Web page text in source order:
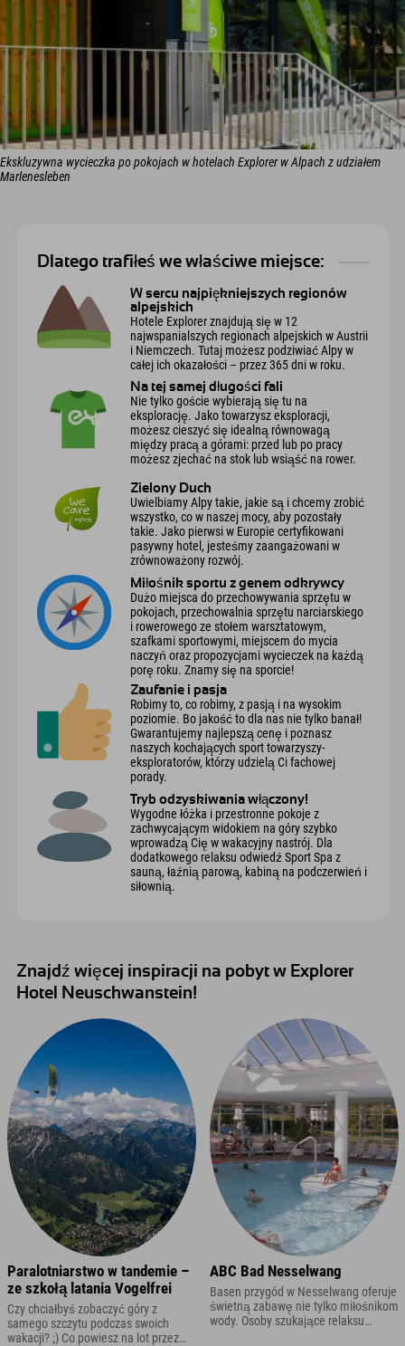
Ekskluzywna wycieczka po pokojach w hotelach Explorer w Alpach z udziałem
Marlenesleben
Dlatego trafiłeś we właściwe miejsce:
W sercu najpiękniejszych regionów
alpejskich
Hotele Explorer znajdują się w 12
najwspanialszych regionach alpejskich w Austrii
i Niemczech. Tutaj możesz podziwiać Alpy w
całej ich okazałości – przez 365 dni w roku.
Na tej samej długości fali
Nie tylko goście wybierają się tu na
eksplorację. Jako towarzysz eksploracji,
możesz cieszyć się idealną równowagą
między pracą a górami: przed lub po pracy
możesz zjechać na stok lub wsiąść na rower.
Zielony Duch
Uwielbiamy Alpy takie, jakie są i chcemy zrobić
wszystko, co w naszej mocy, aby pozostały
takie. Jako pierwsi w Europie certyfikowani
pasywny hotel, jesteśmy zaangażowani w
zrównoważony rozwój.
Miłośnik sportu z genem odkrywcy
Dużo miejsca do przechowywania sprzętu w
pokojach, przechowalnia sprzętu narciarskiego
i rowerowego ze stołem warsztatowym,
szafkami sportowymi, miejscem do mycia
naczyń oraz propozycjami wycieczek na każdą
porę roku. Znamy się na sporcie!
Zaufanie i pasja
Robimy to, co robimy, z pasją i na wysokim
poziomie. Bo jakość to dla nas nie tylko banał!
Gwarantujemy najlepszą cenę i poznasz
naszych kochających sport towarzyszy-
eksploratorów, którzy udzielą Ci fachowej
porady.
Tryb odzyskiwania włączony!
Wygodne łóżka i przestronne pokoje z
zachwycającym widokiem na góry szybko
wprowadzą Cię w wakacyjny nastrój. Dla
dodatkowego relaksu odwiedź Sport Spa z
sauną, łaźnią parową, kabiną na podczerwień i
siłownią.
Znajdź więcej inspiracji na pobyt w Explorer
Hotel Neuschwanstein!
Paralotniarstwo w tandemie –
ze szkołą latania Vogelfrei
Czy chciałbyś zobaczyć góry z
samego szczytu podczas swoich
wakacji? ;) Co powiesz na lot przez
ABC Bad Nesselwang
Basen przygód w Nesselwang oferuje
świetną zabawę nie tylko miłośnikom
wody. Osoby szukające relaksu